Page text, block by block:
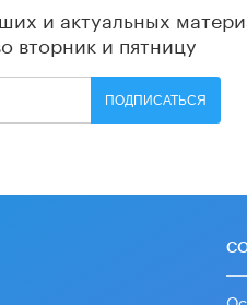
и актуальных
вторник и пятницу
ПОДПИСАТЬСЯ